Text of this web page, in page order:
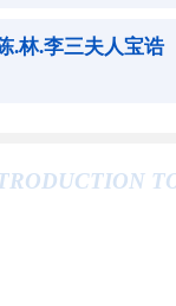
.林.李三夫人宝诰